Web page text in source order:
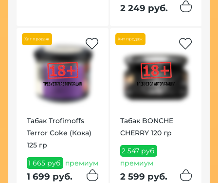
2 249 руб.
Хит продаж
Табак Trofimoffs
Terror Coke (Кока)
125 гр
1 665 руб. премиум
1 699 руб.
Хит продаж
Табак BONCHE
CHERRY 120 гр
2 547 руб.
премиум
2 599 руб.